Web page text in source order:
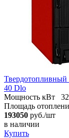
Твердотопливный
40 Dlo
Мощность кВт
Площадь
193050 руб./шт
в наличии
Купить